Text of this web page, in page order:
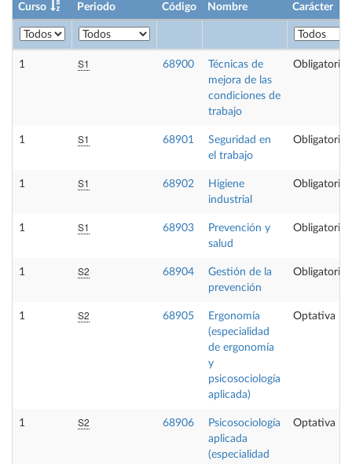
Curso Periodo Código Nombre Carácter
1 S1 68900
Técnicas de
mejora de las
condiciones de
trabajo
Obligatoria
1 S1 68901
Seguridad en
el trabajo
Obligatoria
1 S1 68902
Higiene
industrial
Obligatoria
1 S1 68903
Prevención y
salud
Obligatoria
1 S2 68904
Gestión de la
prevención
Obligatoria
1 S2 68905
Ergonomía
(especialidad
de ergonomía
y
psicosociología
aplicada)
Optativa
1 S2 68906
Psicosociología
aplicada
(especialidad
Optativa